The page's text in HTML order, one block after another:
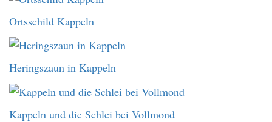
Ortsschild Kappeln
Heringszaun in Kappeln
Kappeln und die Schlei bei Vollmond